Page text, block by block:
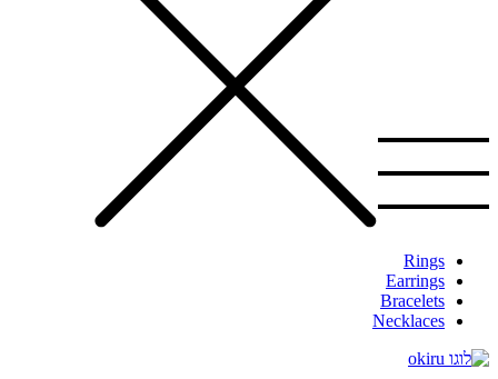
Rings
Earrings
Bracelets
Necklaces